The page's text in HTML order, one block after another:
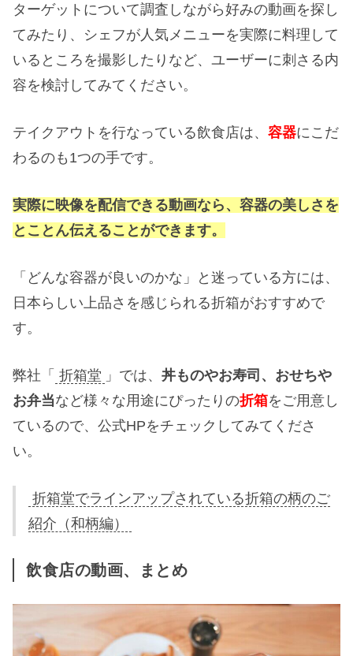
ターゲットについて調査しながら好みの動画を探し
てみたり、シェフが人気メニューを実際に料理して
いるところを撮影したりなど、ユーザーに刺さる内
容を検討してみてください。
テイクアウトを行なっている飲食店は、 容器にこだ
わるのも1つの手です。
実際に映像を配信できる動画なら、容器の美しさを
とことん伝えることができます。
「どんな容器が良いのかな」と迷っている方には、
日本らしい上品さを感じられる折箱がおすすめで
す。
弊社「 折箱堂 」では、 丼ものやお寿司、おせちや
お弁当など様々な用途にぴったりの折箱をご用意し
ているので、公式HPをチェックしてみてくださ
い。
折箱堂でラインアップされている折箱の柄のご
紹介（和柄編）
飲食店の動画、まとめ